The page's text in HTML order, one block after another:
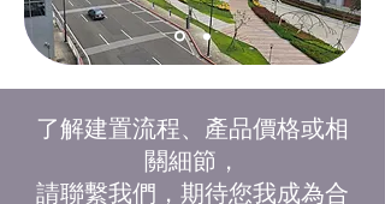
了解建置流程、產品價格或相
關細節，
請聯繫我們，期待您我成為合